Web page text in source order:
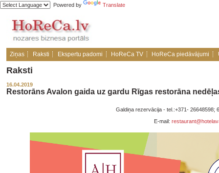
Powered by Translate
Ziņas Raksti Ekspertu padomi HoReCa TV HoReCa piedāvājumi
Raksti
16.04.2019
Restorāns Avalon gaida uz gardu Rīgas restorāna
Galdiņa rezervācija - tel.:+371- 26648598;
E-mail: